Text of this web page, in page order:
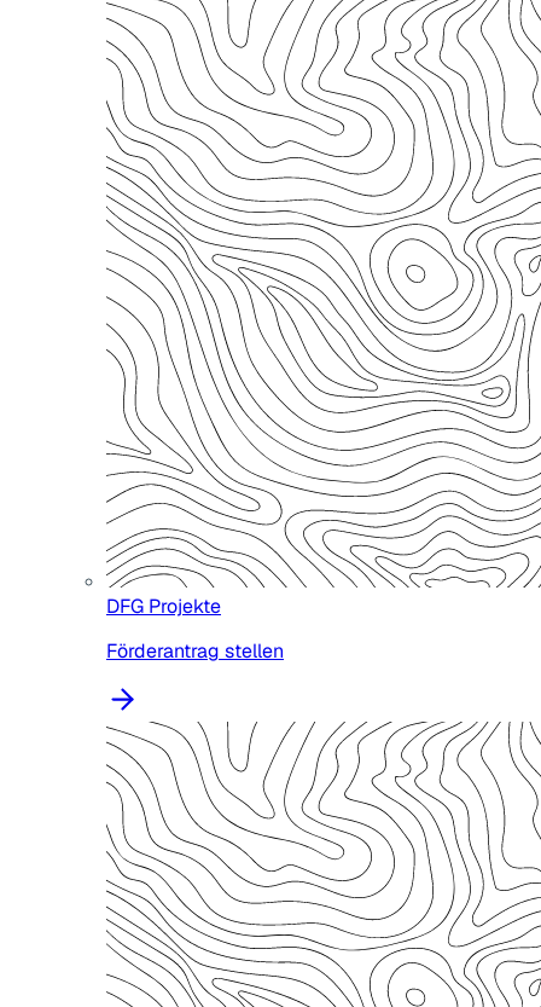
DFG Projekte
Förderantrag stellen